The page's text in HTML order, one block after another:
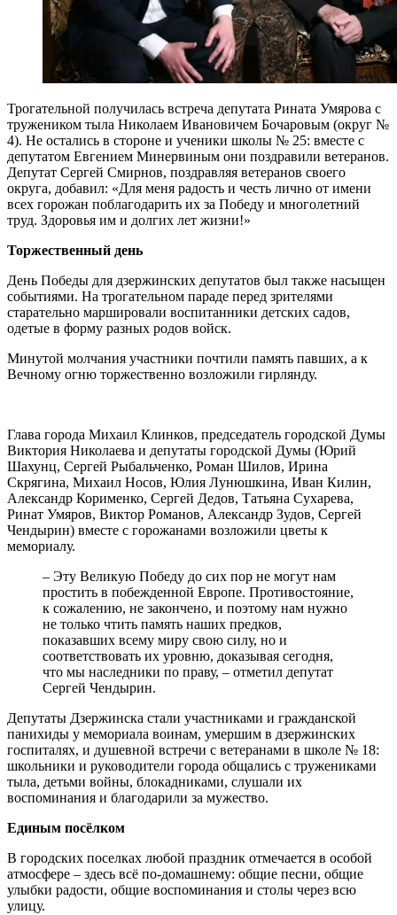
Трогательной получилась встреча депутата Рината Умярова с
тружеником тыла Николаем Ивановичем Бочаровым (округ №
4). Не остались в стороне и ученики школы № 25: вместе с
депутатом Евгением Минервиным они поздравили ветеранов.
Депутат Сергей Смирнов, поздравляя ветеранов своего
округа, добавил: «Для меня радость и честь лично от имени
всех горожан поблагодарить их за Победу и многолетний
труд. Здоровья им и долгих лет жизни!»
Торжественный день
День Победы для дзержинских депутатов был также насыщен
событиями. На трогательном параде перед зрителями
старательно маршировали воспитанники детских садов,
одетые в форму разных родов войск.
Минутой молчания участники почтили память павших, а к
Вечному огню торжественно возложили гирлянду.
Глава города Михаил Клинков, председатель городской Думы
Виктория Николаева и депутаты городской Думы (Юрий
Шахунц, Сергей Рыбальченко, Роман Шилов, Ирина
Скрягина, Михаил Носов, Юлия Лунюшкина, Иван Килин,
Александр Корименко, Сергей Дедов, Татьяна Сухарева,
Ринат Умяров, Виктор Романов, Александр Зудов, Сергей
Чендырин) вместе с горожанами возложили цветы к
мемориалу.
– Эту Великую Победу до сих пор не могут нам
простить в побежденной Европе. Противостояние,
к сожалению, не закончено, и поэтому нам нужно
не только чтить память наших предков,
показавших всему миру свою силу, но и
соответствовать их уровню, доказывая сегодня,
что мы наследники по праву, – отметил депутат
Сергей Чендырин.
Депутаты Дзержинска стали участниками и гражданской
панихиды у мемориала воинам, умершим в дзержинских
госпиталях, и душевной встречи с ветеранами в школе № 18:
школьники и руководители города общались с тружениками
тыла, детьми войны, блокадниками, слушали их
воспоминания и благодарили за мужество.
Единым посёлком
В городских поселках любой праздник отмечается в особой
атмосфере – здесь всё по-домашнему: общие песни, общие
улыбки радости, общие воспоминания и столы через всю
улицу.